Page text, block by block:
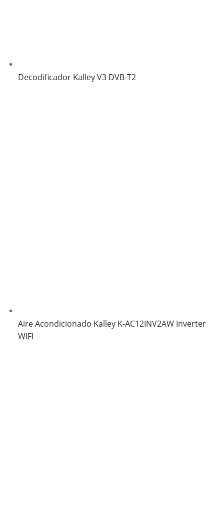
Decodificador Kalley V3 DVB-T2
Aire Acondicionado Kalley K-AC12INV2AW Inverter
WIFI